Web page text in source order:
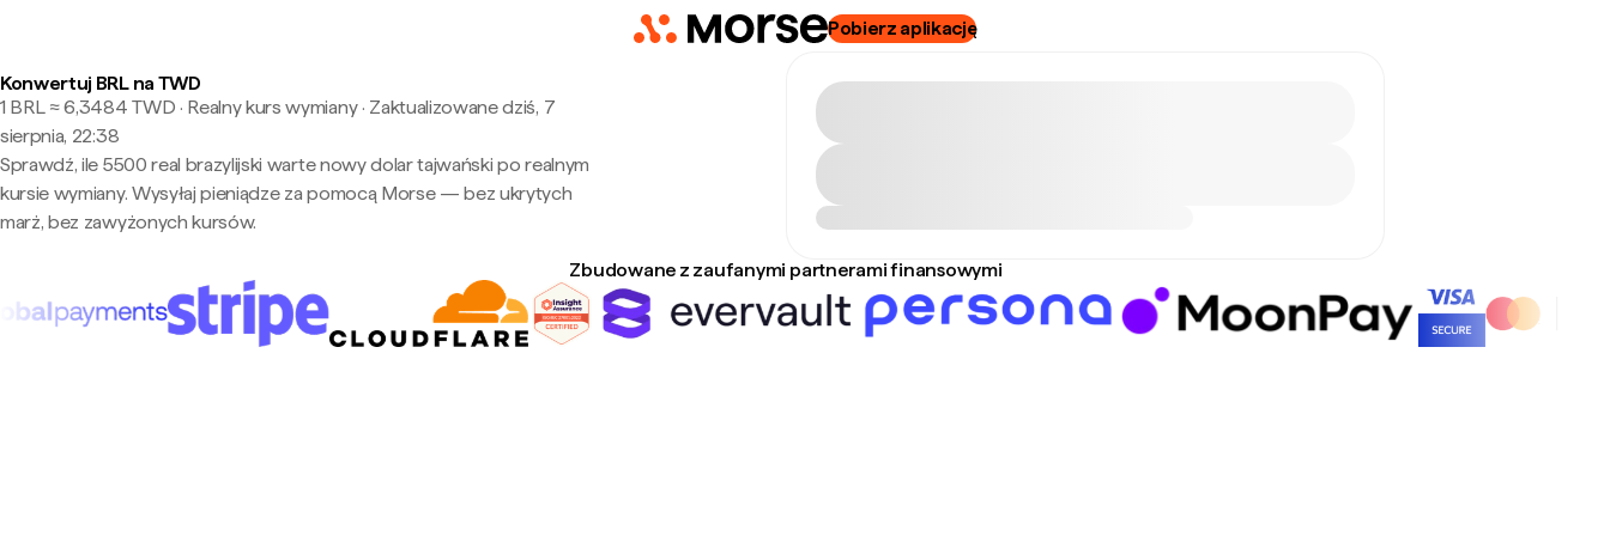
Pobierz aplikację
Konwertuj BRL na TWD
1 BRL ≈ 6,3484 TWD · Realny kurs wymiany· Zaktualizowane dziś, 7
sierpnia, 22:38
Sprawdź, ile 5500 real brazylijski warte nowy dolar tajwański po realnym
kursie wymiany. Wysyłaj pieniądze za pomocą Morse — bez ukrytych
marż, bez zawyżonych kursów.
Zbudowane z zaufanymi partnerami finansowymi